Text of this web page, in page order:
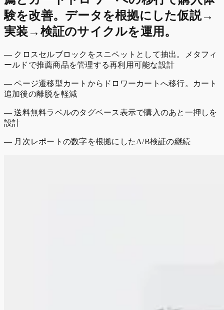
験を改善。データを根拠にした仮説→
実装→検証のサイクルを運用。
— クロスセルブロックをスニペットとして抽出。メタフィ
ールドで推薦商品を管理する再利用可能な設計
— ページ遷移型カートからドロワーカートへ移行。カート
追加後の離脱を軽減
— 送料無料ラベルのタグベース表示で購入のあと一押しを
設計
— 月次レポートの数字を根拠にしたA/B検証の継続